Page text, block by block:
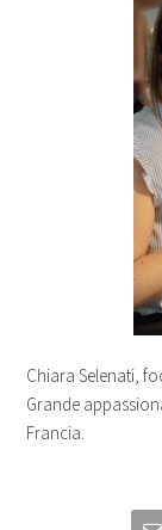
Chiara Selenati,
Grande
Francia.